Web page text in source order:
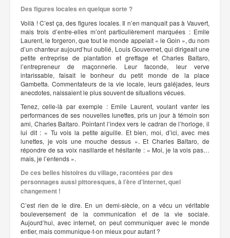
Des figures locales en quelque sorte ?
Voilà ! C’est ça, des figures locales. Il n’en manquait pas à Vauvert,
mais trois d’entre-elles m’ont particulièrement marquées : Emile
Laurent, le forgeron, que tout le monde appelait « le Goin », du nom
d’un chanteur aujourd’hui oublié, Louis Gouvernet, qui dirigeait une
petite entreprise de plantation et greffage et Charles Baltaro,
l’entrepreneur de maçonnerie. Leur faconde, leur verve
intarissable, faisait le bonheur du petit monde de la place
Gambetta. Commentateurs de la vie locale, leurs galéjades, leurs
anecdotes, naissaient le plus souvent de situations vécues.
Tenez, celle-là par exemple : Emile Laurent, voulant vanter les
performances de ses nouvelles lunettes, pris un jour à témoin son
ami, Charles Baltaro. Pointant l’index vers le cadran de l’horloge, il
lui dit : « Tu vois la petite aiguille. Et bien, moi, d’ici, avec mes
lunettes, je vois une mouche dessus ». Et Charles Baltaro, de
répondre de sa voix nasillarde et hésitante : « Moi, je la vois pas…
mais, je l’entends ».
De ces belles histoires du village, racontées par des
personnages aussi pittoresques, à l’ère d’internet, quel
changement !
C’est rien de le dire. En un demi-siècle, on a vécu un véritable
bouleversement de la communication et de la vie sociale.
Aujourd’hui, avec internet, on peut communiquer avec le monde
entier, mais communique-t-on mieux pour autant ?